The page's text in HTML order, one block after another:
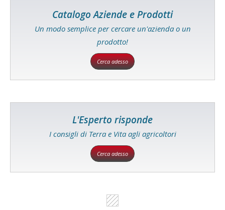
Catalogo Aziende e Prodotti
Un modo semplice per cercare un'azienda o un
prodotto!
Cerca adesso
L'Esperto risponde
I consigli di Terra e Vita agli agricoltori
Cerca adesso